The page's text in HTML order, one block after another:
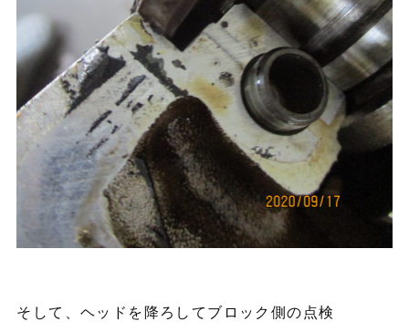
そして、ヘッドを降ろしてブロック側の点検